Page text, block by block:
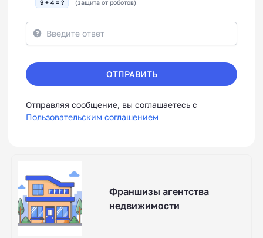
9 + 4 = ? (защита от роботов)
ОТПРАВИТЬ
Отправляя сообщение, вы соглашаетесь с
Пользовательским соглашением
Франшизы агентства
недвижимости